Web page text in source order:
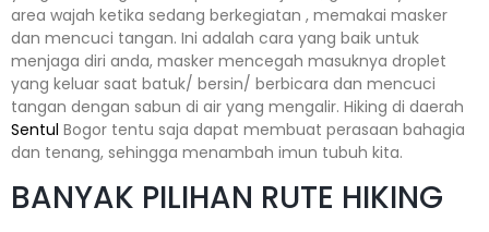
area wajah ketika sedang berkegiatan , memakai masker
dan mencuci tangan. Ini adalah cara yang baik untuk
menjaga diri anda, masker mencegah masuknya droplet
yang keluar saat batuk/ bersin/ berbicara dan mencuci
tangan dengan sabun di air yang mengalir. Hiking di daerah
Sentul Bogor tentu saja dapat membuat perasaan bahagia
dan tenang, sehingga menambah imun tubuh kita.
BANYAK PILIHAN RUTE HIKING